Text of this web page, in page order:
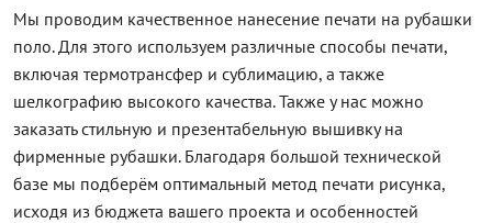
Мы проводим качественное нанесение печати на рубашки
поло. Для этого используем различные способы печати,
включая термотрансфер и сублимацию, а также
шелкографию высокого качества. Также у нас можно
заказать стильную и презентабельную вышивку на
фирменные рубашки. Благодаря большой технической
базе мы подберём оптимальный метод печати рисунка,
исходя из бюджета вашего проекта и особенностей